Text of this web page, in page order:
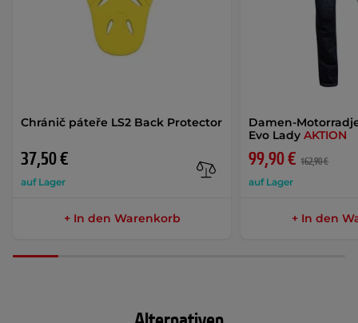
Chránič páteře LS2 Back Protector
37,50 €
auf Lager
+ In den Warenkorb
Damen-
Evo LadyAKTION
99,90 € 162,90 €
auf Lager
+ In den